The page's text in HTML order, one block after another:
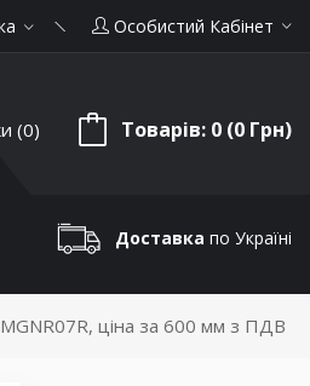
Особистий Кабінет
(0) Товарів: 0 (0 Грн)
Доставка по Україні
ціна за 600 мм з ПДВ